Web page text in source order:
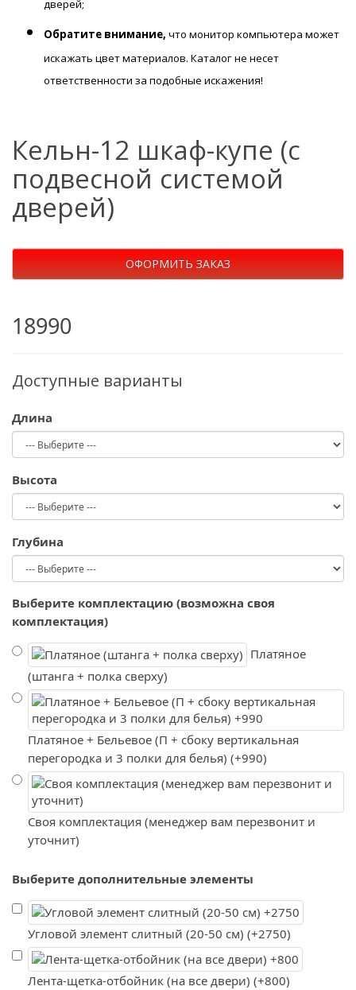
дверей;
Обратите внимание, что монитор компьютера может
искажать цвет материалов. Каталог не несет
ответственности за подобные искажения!
Кельн-12 шкаф-купе (с
подвесной системой
дверей)
ОФОРМИТЬ ЗАКАЗ
18990
Доступные варианты
Длина
Высота
Глубина
Выберите комплектацию (возможна своя
комплектация)
Платяное
(штанга + полка сверху)
Платяное + Бельевое (П + сбоку вертикальная
перегородка и 3 полки для белья) (+990)
Своя комплектация (менеджер вам перезвонит и
уточнит)
Выберите дополнительные элементы
Угловой элемент слитный (20-50 см) (+2750)
Лента-щетка-отбойник (на все двери) (+800)